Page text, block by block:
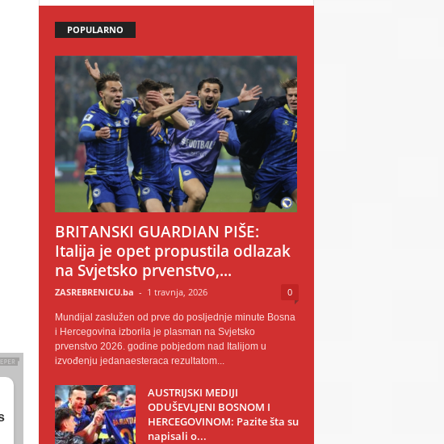
POPULARNO
BRITANSKI GUARDIAN PIŠE:
Italija je opet propustila odlazak
na Svjetsko prvenstvo,...
ZASREBRENICU.ba - 1 travnja, 2026 0
Mundijal zaslužen od prve do posljednje minute Bosna
i Hercegovina izborila je plasman na Svjetsko
prvenstvo 2026. godine pobjedom nad Italijom u
izvođenju jedanaesteraca rezultatom...
AUSTRIJSKI MEDIJI
ODUŠEVLJENI BOSNOM I
HERCEGOVINOM: Pazite šta su
napisali o...